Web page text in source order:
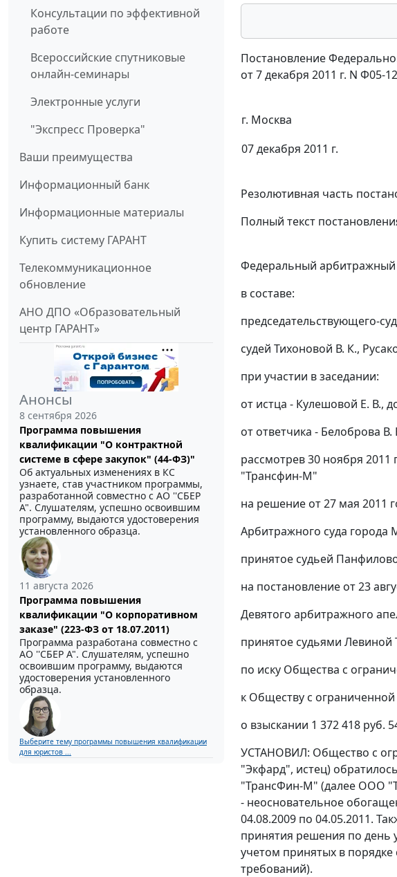
Консультации по эффективной
работе
Всероссийские спутниковые
онлайн-семинары
Электронные услуги
"Экспресс Проверка"
Ваши преимущества
Информационный банк
Информационные материалы
Купить систему ГАРАНТ
Телекоммуникационное
обновление
АНО ДПО «Образовательный
центр ГАРАНТ»
Анонсы
8 сентября 2026
Программа повышения
квалификации "О контрактной
системе в сфере закупок" (44-ФЗ)"
Об актуальных изменениях в КС
узнаете, став участником программы,
разработанной совместно с АО ''СБЕР
А". Слушателям, успешно освоившим
программу, выдаются удостоверения
установленного образца.
11 августа 2026
Программа повышения
квалификации "О корпоративном
заказе" (223-ФЗ от 18.07.2011)
Программа разработана совместно с
АО ''СБЕР А". Слушателям, успешно
освоившим программу, выдаются
удостоверения установленного
образца.
Выберите тему программы повышения квалификации
для юристов ...
Постановление
от 7 декабря 2011 г. N Ф05-
г. Москва
07 декабря 2011 г.
Резолютивная часть
Полный текст
Федеральный арбитражный
в составе:
председательствующего-
судей Тихоновой В. К.,
при участии в заседании:
от истца - Кулешовой Е. В.,
от ответчика - Белоброва
рассмотрев 30 ноября
"Трансфин-М"
на решение от 27 мая 2011
Арбитражного суда города
принятое судьей
на постановление от 23
Девятого арбитражного
принятое судьями
по иску Общества с
к Обществу с
о взыскании 1 372 418 руб.
УСТАНОВИЛ: Общество с
"Экфард", истец)
"ТрансФин-М" (далее ООО
- неосновательное
04.08.2009 по 04.05.2011.
принятия решения по день
учетом принятых в порядке
требований).